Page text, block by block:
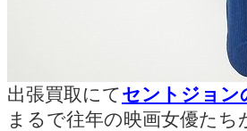
出張買取にてセントジョン
まるで往年の映画女優た